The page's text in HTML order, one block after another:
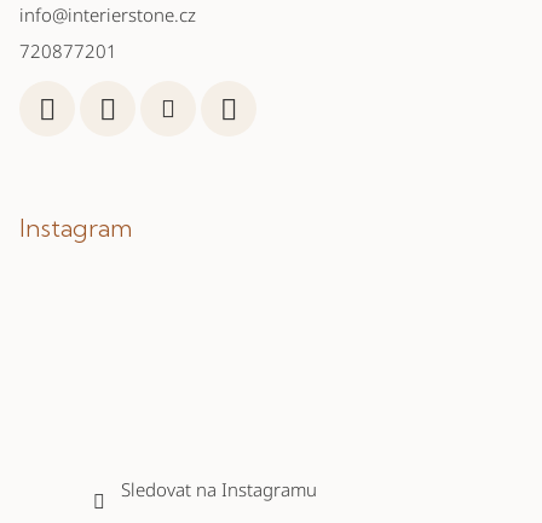
info@interierstone.cz
720877201
Instagram
Sledovat na Instagramu